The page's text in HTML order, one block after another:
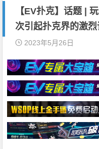
【EV扑克】话题 |
次引起扑克界的激
2023年5月26日